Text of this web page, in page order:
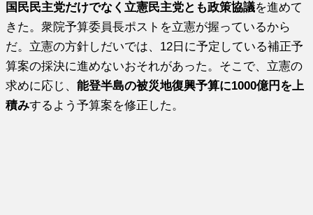
国民民主党だけでなく立憲民主党とも政策協議を進めて
きた。衆院予算委員長ポストを立憲が握っているから
だ。立憲の方針しだいでは、12日に予定している補正予
算案の採決に進めないおそれがあった。そこで、立憲の
求めに応じ、能登半島の被災地復興予算に1000億円を上
積みするよう予算案を修正した。